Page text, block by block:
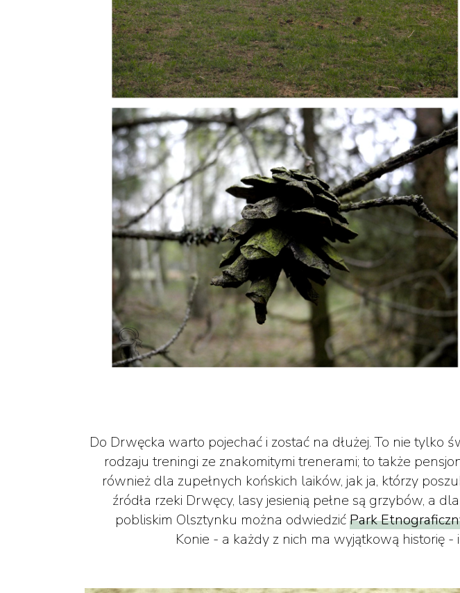
Do Drwęcka warto pojechać i zostać na dłużej. To nie
rodzaju treningi ze znakomitymi trenerami; to także
również dla zupełnych końskich laików, jak ja, którzy
źródła rzeki Drwęcy, lasy jesienią pełne są grzybów, a
pobliskim Olsztynku można odwiedzićPark
Konie - a każdy z nich ma wyjątkową historię